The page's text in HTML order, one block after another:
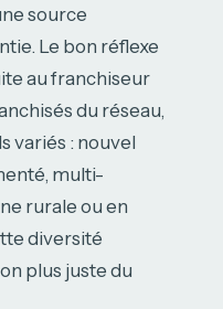
source
Le bon réflexe
au franchiseur
du réseau,
variés : nouvel
multi-
rurale ou en
diversité
plus juste du